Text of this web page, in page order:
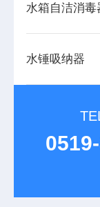
水箱自洁消毒
水锤吸纳器